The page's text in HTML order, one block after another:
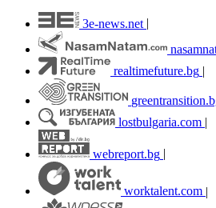
3e-news.net
realtimefuture.bg |
lostbulgaria.com |
webreport.bg
worktalent.com |